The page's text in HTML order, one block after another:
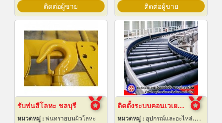
ติดต่อผู้ขาย ติดต่อผู้ขาย
รับพ่นสีโลหะ ชลบุรี
หมวดหมู่ : พ่นทรายบนผิวโลหะ
ติดตั้งระบบคอนเวเยอร์ (conveyor)
หมวดหมู่ : อุปกรณ์และอะไหล่เครื่องลำเลียงวัสดุ